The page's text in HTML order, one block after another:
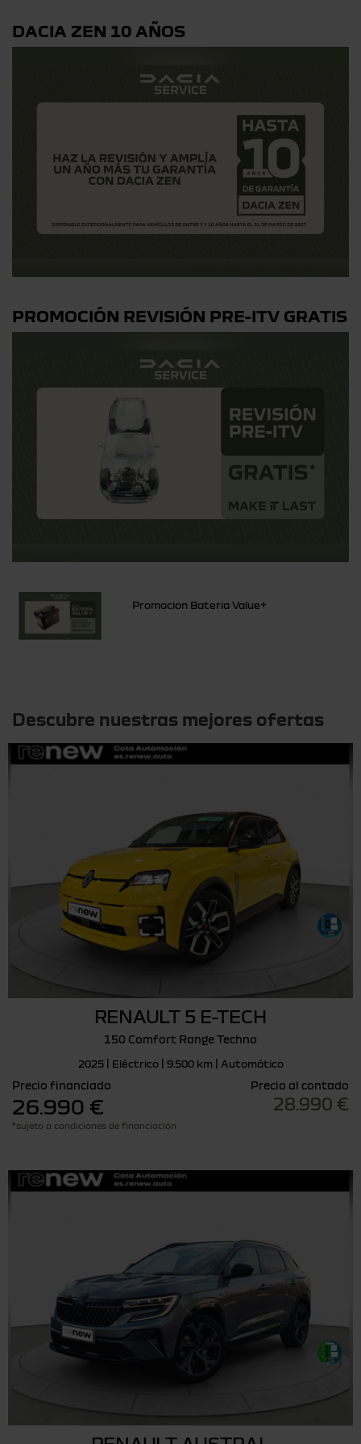
DACIA ZEN 10 AÑOS
PROMOCIÓN REVISIÓN PRE-ITV GRATIS
Promocion Bateria Value+
Descubre nuestras mejores ofertas
RENAULT 5 E-TECH
150 Comfort Range Techno
2025 | Eléctrico | 9.500 km | Automático
Precio financiado
26.990 €
*sujeto a condiciones de financiación
Precio al contado
28.990 €